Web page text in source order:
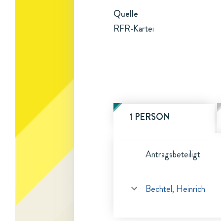
Quelle
RFR-Kartei
1 PERSON
Antragsbeteiligt
Bechtel, Heinrich